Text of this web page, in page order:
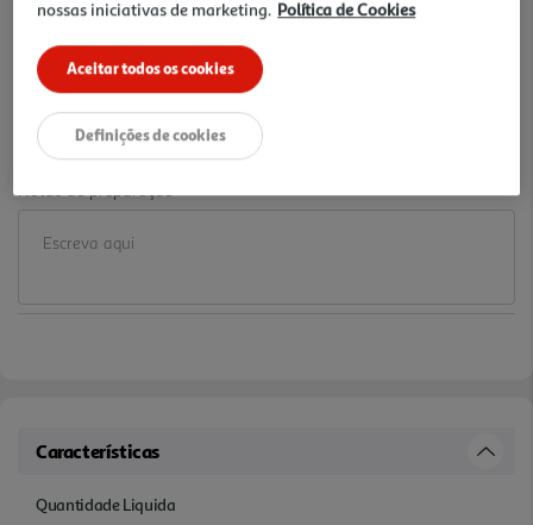
Price reduced from
19,94 €to
14,96 €
de 1/8/2026 a 2/9/2026
Notas de preparação
Características
Quantidade Liquida
nossas iniciativas de marketing. Política de Cookies
Aceitar todos os cookies
Definições de cookies